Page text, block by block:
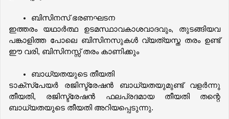
ബിസിനസ് ഭരണഘടന
ഇത്തരം യഥാർത്ഥ ഉടമസ്ഥാവകാശവാദവും, തുടങ്ങിയവ
പങ്കാളിത്ത പോലെ ബിസിനസുകൾ വ്യത്യസ്ത തരം ഉണ്ട്
ഈ വരി, ബിസിനസ്സ് തരം കാണിക്കും
ബാധ്യതയുടെ തീയതി
ടാക്സ്പേയർ രജിസ്ട്രേഷൻ ബാധ്യതയുമുണ്ട് വളർന്നു
തീയതി, രജിസ്ട്രേഷൻ ഫലപ്രദമായ തീയതി തന്റെ
ബാധ്യതയുടെ തീയതി അറിയപ്പെടുന്നു.